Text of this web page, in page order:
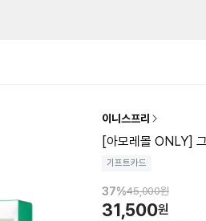
이니스프리
[아모레몰 ONLY]
기프트카드
37%45,000원
31,500원